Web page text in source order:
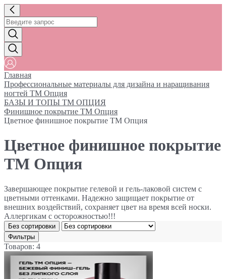
Главная
Профессиональные материалы для дизайна и наращивания
ногтей ТМ Опция
БАЗЫ И ТОПЫ ТМ ОПЦИЯ
Финишное покрытие ТМ Опция
Цветное финишное покрытие ТМ Опция
Цветное финишное покрытие
ТМ Опция
Завершающее покрытие гелевой и гель-лаковой систем с
цветными оттенками. Надежно защищает покрытие от
внешних воздействий, сохраняет цвет на время всей носки.
Аллергикам с осторожностью!!!
Без сортировки
Фильтры
Товаров: 4